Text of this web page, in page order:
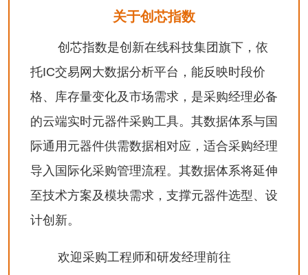
关于创芯指数
创芯指数是创新在线科技集团旗下，依
托IC交易网大数据分析平台，能反映时段价
格、库存量变化及市场需求，是采购经理必备
的云端实时元器件采购工具。其数据体系与国
际通用元器件供需数据相对应，适合采购经理
导入国际化采购管理流程。其数据体系将延伸
至技术方案及模块需求，支撑元器件选型、设
计创新。
欢迎采购工程师和研发经理前往